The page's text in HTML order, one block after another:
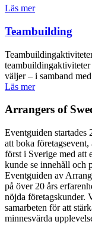
Läs mer
Teambuilding
teambuildingaktiviteter
väljer – i samband
Läs mer
Arrangers of
Eventguiden startades
att boka
först i Sverige med att
kunde se innehåll och
Eventguiden av
på över 20 års
nöjda företagskunder.
samarbeten för att
minnesvärda